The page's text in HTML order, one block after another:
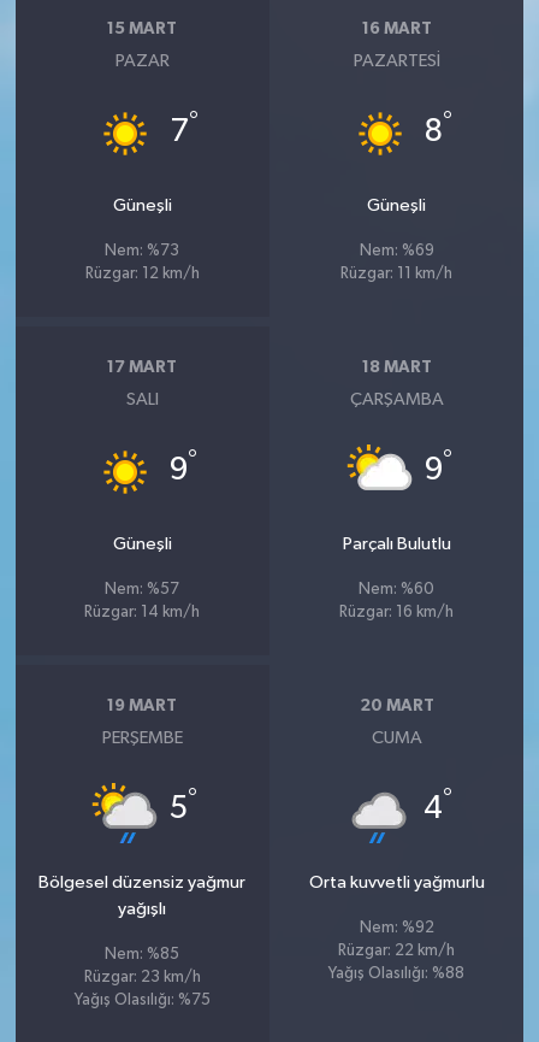
15 MART
PAZAR
7°
Güneşli
Nem: %73
Rüzgar: 12 km/h
16 MART
PAZARTESI
8°
Güneşli
Nem: %69
Rüzgar: 11 km/h
17 MART
SALI
9°
Güneşli
Nem: %57
Rüzgar: 14 km/h
18 MART
ÇARŞAMBA
9°
Parçalı Bulutlu
Nem: %60
Rüzgar: 16 km/h
19 MART
PERŞEMBE
5°
Bölgesel düzensiz yağmur
yağışlı
Nem: %85
Rüzgar: 23 km/h
Yağış Olasılığı: %75
20 MART
CUMA
4°
Orta kuvvetli yağmurlu
Nem: %92
Rüzgar: 22 km/h
Yağış Olasılığı: %88